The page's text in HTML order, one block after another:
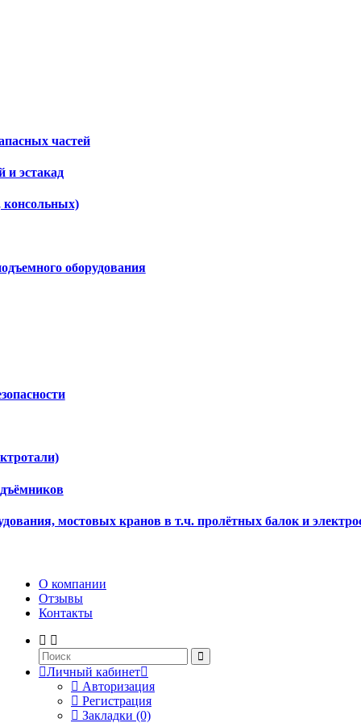
частей
и эстакад
консольных)
оборудования
мостовых кранов в т.ч. пролётных балок и
О компании
Отзывы
Контакты
Личный кабинет
Авторизация
Регистрация
Закладки (0)